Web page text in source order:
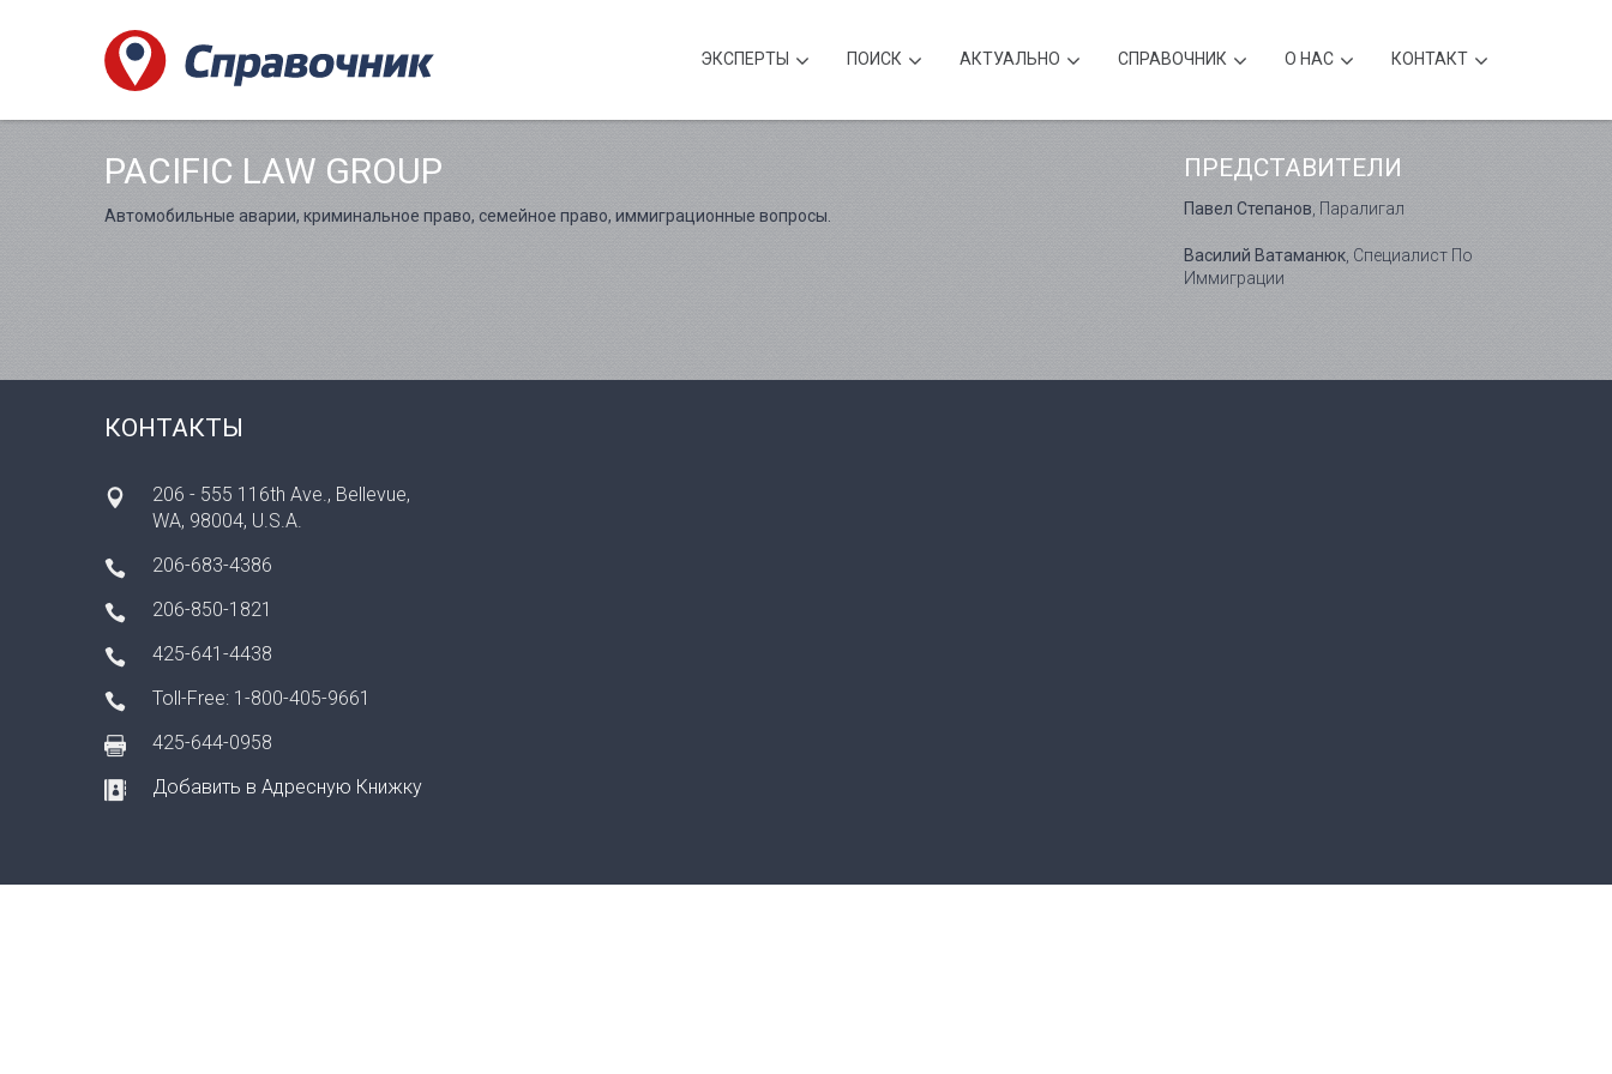
ЭКСПЕРТЫ ПОИСК АКТУАЛЬНО CПРАВОЧНИК О НАС КОНТАКТ
PACIFIC LAW GROUP
Автомобильные аварии, криминальное право, семейное право, иммиграционные вопросы.
ПРЕДСТАВИТЕЛИ
Павел Степанов , Паралигал
Василий Ватаманюк , Специалист По
Иммиграции
КОНТАКТЫ
206 - 555 116th Ave., Bellevue,
WA, 98004, U.S.A.
206-683-4386
206-850-1821
425-641-4438
Toll-Free: 1-800-405-9661
425-644-0958
Добавить в Адресную Книжку